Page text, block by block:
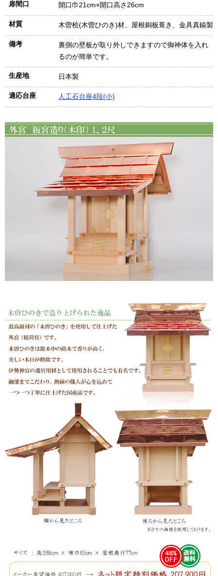
扉間口 開口巾21cm×開口高さ26cm
材質 木曽桧(木曽ひのき)材、屋根銅板葺き、金具真鍮製
備考
裏側の壁板が取り外しできますので御神体を入れ
るのが簡単です。
生産地 日本製
適応台座 人工石台座4段(小)